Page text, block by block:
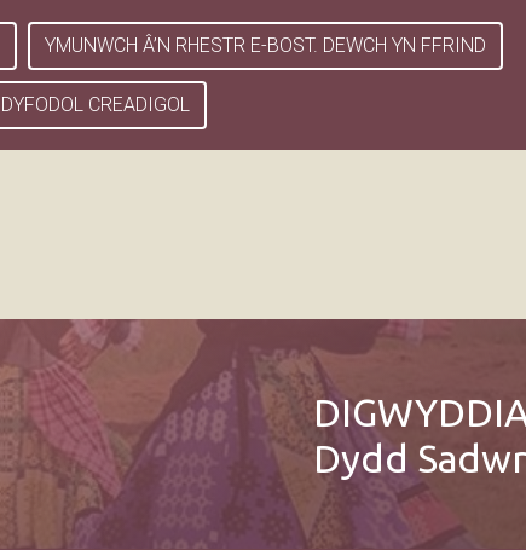
YMUNWCH Â’N RHESTR E-BOST. DEWCH YN FFRIND
DYFODOL CREADIGOL
Dydd